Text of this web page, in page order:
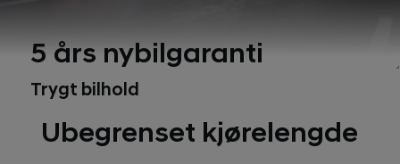
5 års nybilgaranti
Trygt bilhold
Ubegrenset kjørelengde